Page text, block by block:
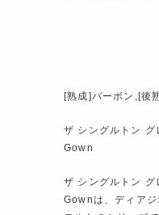
[熟成]バーボン,[後
ザ シングルトン
Gown
ザ シングルトン
Gownは、ディア